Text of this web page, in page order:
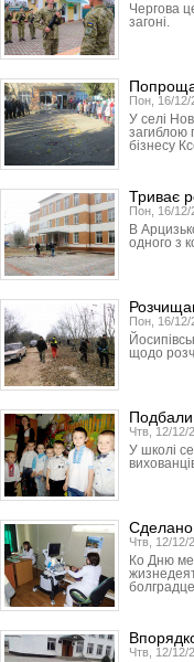
Чергова
загоні.
Пон, 16/12/
У селі
загиблою
бізнесу
Триває
Пон, 16/12/
В
одного з
Пон, 16/12/
щодо
Чтв, 12/12/
У школі
Сделано
Чтв, 12/12/
Ко Дню
Чтв, 12/12/